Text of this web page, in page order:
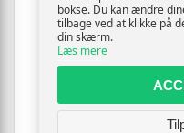
bokse. Du kan ændre
tilbage ved at klikke på
din skærm.
Læs mere